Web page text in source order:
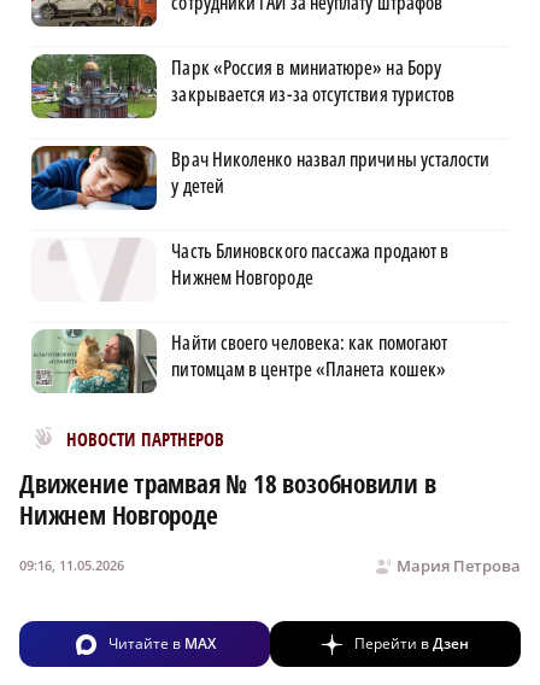
Парк «Россия в миниатюре» на Бору
закрывается из-за отсутствия туристов
Врач Николенко назвал причины усталости
у детей
Часть Блиновского пассажа продают в
Нижнем Новгороде
Найти своего человека: как помогают
питомцам в центре «Планета кошек»
НОВОСТИ ПАРТНЕРОВ
Новости МирТесен
Движение трамвая № 18 возобновили в
Нижнем Новгороде
Мария Петрова
09:16, 11.05.2026
Читайте в MAX Перейти вДзен